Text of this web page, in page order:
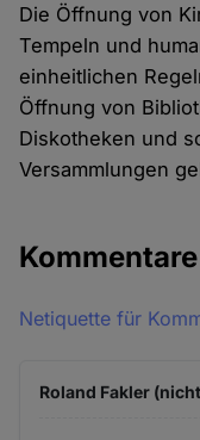
Die Öffnung von
Tempeln und
einheitlichen
Öffnung von
Diskotheken und
Versammlungen
Kommentare
Netiquette für
Roland Fakler